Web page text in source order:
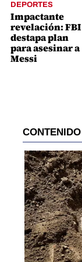
DEPORTES
Impactante
revelación: FBI
destapa plan
para asesinar a
Messi